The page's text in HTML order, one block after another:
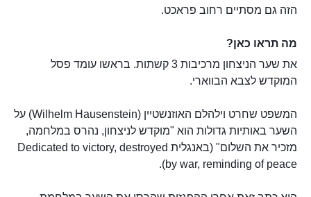
הזה גם מסתיים רחוב פראכט.
מה תראו כאן?
את שער הניצחון מרכיבות 3 קשתות. בראשו עומד פסל
המוקדש לצבא הבווארי.
המשפט שחרט וילהלם האוזנשטיין (Wilhelm Hausenstein) על
השער באותיות גדולות הוא "מוקדש לניצחון, נהרס במלחמה,
מזכיר את השלום" (באנגלית Dedicated to victory, destroyed
by war, reminding of peace).